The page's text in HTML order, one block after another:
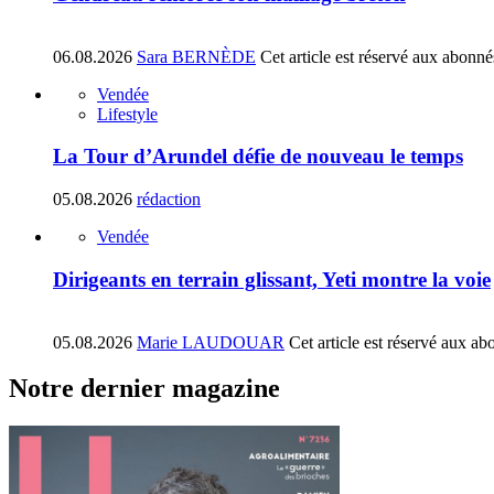
06.08.2026 Sara BERNÈDE Cet article est réservé aux
Vendée
Lifestyle
La Tour d’Arundel défie de nouveau le temps
05.08.2026 rédaction
Vendée
Dirigeants en terrain glissant, Yeti montre la voie
05.08.2026 Marie LAUDOUAR Cet article est réservé aux
Notre dernier magazine